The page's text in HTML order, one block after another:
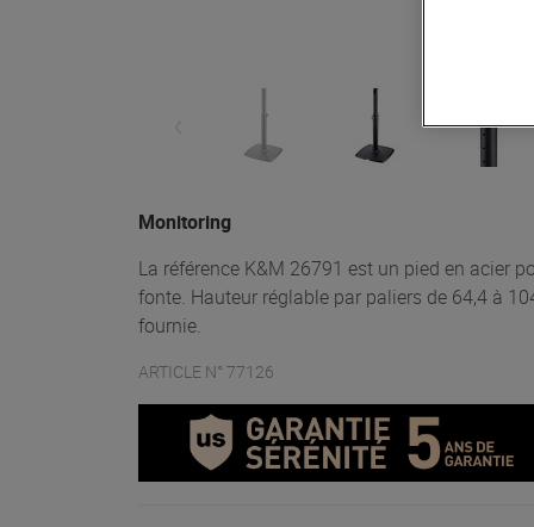
Monitoring
La référence K&M 26791 est un pied en acier
fonte. Hauteur réglable par paliers de 64,4 à
fournie.
ARTICLE N° 77126